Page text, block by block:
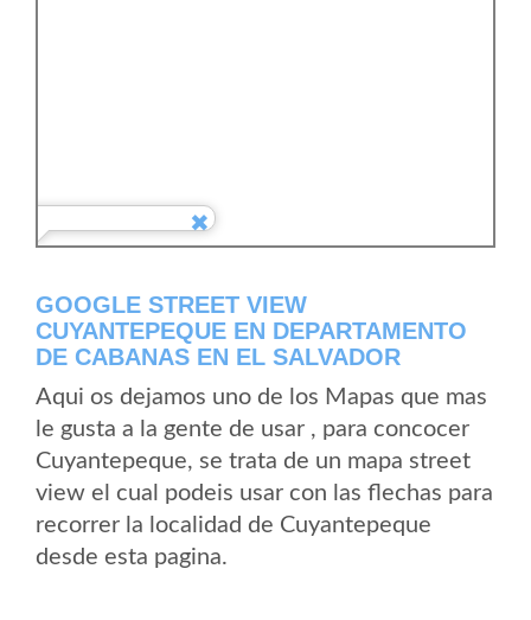
GOOGLE STREET VIEW
CUYANTEPEQUE EN DEPARTAMENTO
DE CABANAS EN EL SALVADOR
Aqui os dejamos uno de los Mapas que mas
le gusta a la gente de usar , para concocer
Cuyantepeque, se trata de un mapa street
view el cual podeis usar con las flechas para
recorrer la localidad de Cuyantepeque
desde esta pagina.